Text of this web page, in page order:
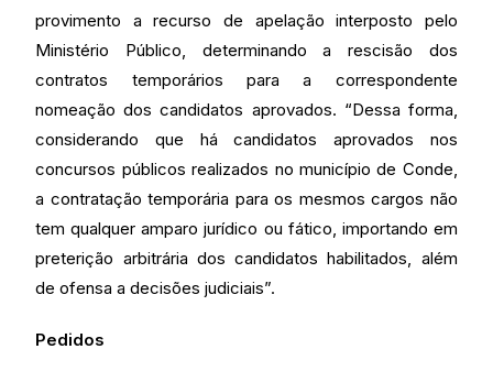
provimento a recurso de apelação interposto pelo
Ministério Público, determinando a rescisão dos
contratos temporários para a correspondente
nomeação dos candidatos aprovados. “Dessa forma,
considerando que há candidatos aprovados nos
concursos públicos realizados no município de Conde,
a contratação temporária para os mesmos cargos não
tem qualquer amparo jurídico ou fático, importando em
preterição arbitrária dos candidatos habilitados, além
de ofensa a decisões judiciais”.
Pedidos